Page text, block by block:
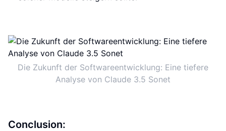
Die Zukunft der Softwareentwicklung: Eine tiefere
Analyse von Claude 3.5 Sonet
Conclusion: